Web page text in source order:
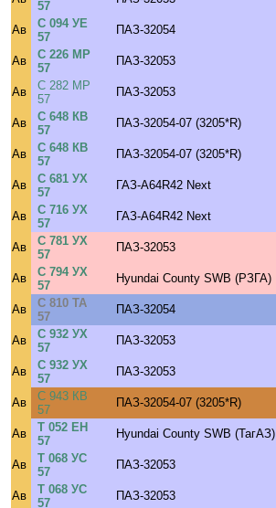
57
Ав
С 094 УЕ
57
ПАЗ-32054
Ав
С 226 МР
57
ПАЗ-32053
Ав
С 282 МР
57
ПАЗ-32053
Ав
С 648 КВ
57
ПАЗ-32054-07 (3205*R)
Ав
С 648 КВ
57
ПАЗ-32054-07 (3205*R)
Ав
С 681 УХ
57
ГАЗ-A64R42 Next
Ав
С 716 УХ
57
ГАЗ-A64R42 Next
Ав
С 781 УХ
57
ПАЗ-32053
Ав
С 794 УХ
57
Hyundai County SWB (РЗГА)
Ав
С 810 ТА
57
ПАЗ-32054
Ав
С 932 УХ
57
ПАЗ-32053
Ав
С 932 УХ
57
ПАЗ-32053
Ав
С 943 КВ
57
ПАЗ-32054-07 (3205*R)
Ав
Т 052 ЕН
57
Hyundai County SWB (ТагАЗ)
Ав
Т 068 УС
57
ПАЗ-32053
Ав
Т 068 УС
57
ПАЗ-32053